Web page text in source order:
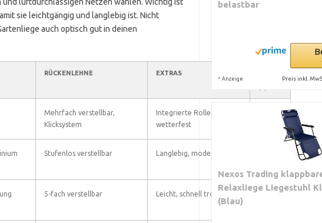
sie leichtgängig und langlebig ist. Nicht
auch optisch gut in deinen
RÜCKENLEHNE EXTRAS
Mehrfach verstellbar,
Klicksystem
Integrierte Rollen,
wetterfest
ca. 150
Stufenlos verstellbar Langlebig, modern
5-fach verstellbar Leicht, schnell trocknend ca. 130
belastbar
* Anzeige Preis inkl.
Nexos Trading
Relaxliege Liegestuhl
(Blau)